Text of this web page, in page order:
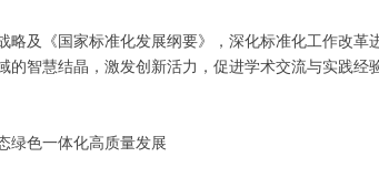
略及《国家标准化发展纲要》，深化标准化工作改
的智慧结晶，激发创新活力，促进学术交流与实践
绿色一体化高质量发展